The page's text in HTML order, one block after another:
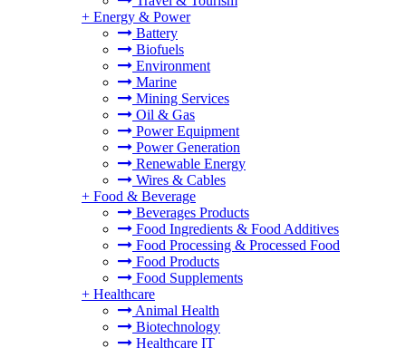
+ Energy & Power
Battery
Biofuels
Environment
Marine
Mining Services
Oil & Gas
Power Equipment
Power Generation
Renewable Energy
Wires & Cables
+ Food & Beverage
Beverages Products
Food Ingredients & Food Additives
Food Processing & Processed Food
Food Products
Food Supplements
+ Healthcare
Animal Health
Biotechnology
Healthcare IT